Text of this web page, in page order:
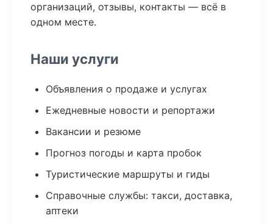
организаций, отзывы, контакты — всё в
одном месте.
Наши услуги
Объявления о продаже и услугах
Ежедневные новости и репортажи
Вакансии и резюме
Прогноз погоды и карта пробок
Туристические маршруты и гиды
Справочные службы: такси, доставка,
аптеки